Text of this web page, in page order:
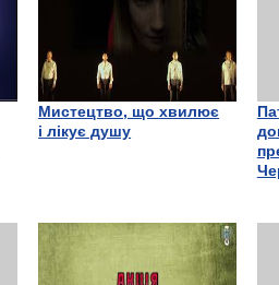
Мистецтво, що хвилює
і лікує душу